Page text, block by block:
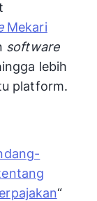
Mekari
software
lebih
platform.
“